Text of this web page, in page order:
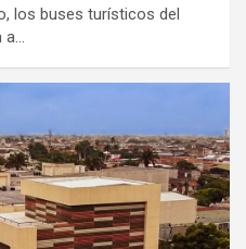
los buses turísticos del
a…